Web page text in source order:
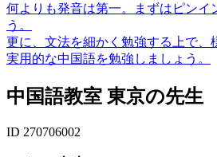
何よりも発音は第一。まずはピンイ
う。
更に、文法を細かく勉強する上で、
実用的な中国語を勉強しましょう。
中国語教室 東京の先生
ID 270706002